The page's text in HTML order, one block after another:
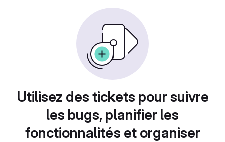
Utilisez des tickets pour suivre
les bugs, planifier les
fonctionnalités et organiser